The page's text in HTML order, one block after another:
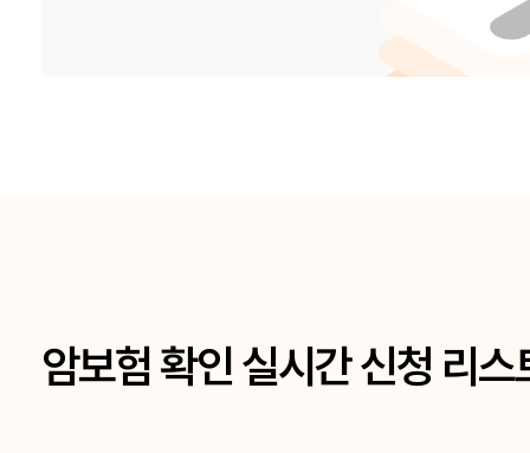
암보험 확인 실시간 신청 리스